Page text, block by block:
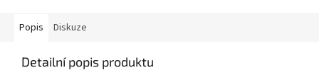
Popis Diskuze
Detailní popis produktu